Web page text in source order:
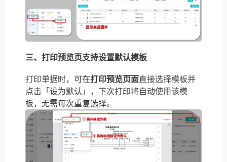
三、打印预览页支持设置默认模板
打印单据时，可在打印预览页面直接选择模板并
点击「设为默认」，下次打印将自动使用该模
板，无需每次重复选择。